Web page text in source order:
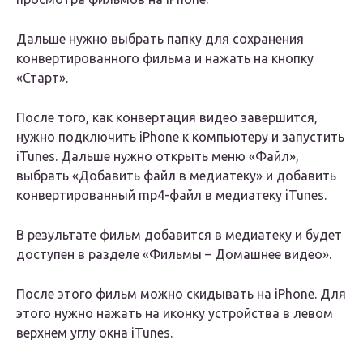
Дальше нужно выбрать папку для сохранения
конвертированного фильма и нажать на кнопку
«Старт».
После того, как конвертация видео завершится,
нужно подключить iPhone к компьютеру и запустить
iTunes. Дальше нужно открыть меню «Файл»,
выбрать «Добавить файл в медиатеку» и добавить
конвертированный mp4-файл в медиатеку iTunes.
В результате фильм добавится в медиатеку и будет
доступен в разделе «Фильмы – Домашнее видео».
После этого фильм можно скидывать на iPhone. Для
этого нужно нажать на иконку устройства в левом
верхнем углу окна iTunes.